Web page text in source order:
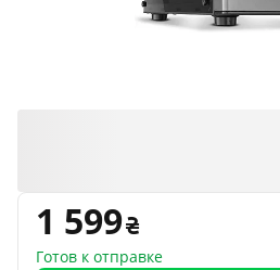
1 599
Готов к отправке